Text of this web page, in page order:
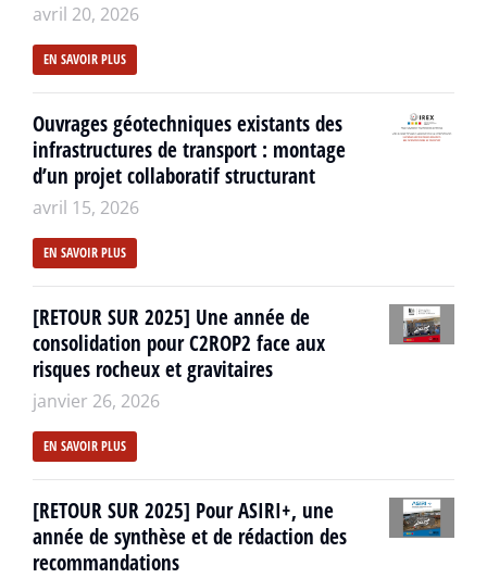
avril 20, 2026
EN SAVOIR PLUS
Ouvrages géotechniques existants des
infrastructures de transport : montage
d’un projet collaboratif structurant
avril 15, 2026
EN SAVOIR PLUS
[RETOUR SUR 2025] Une année de
consolidation pour C2ROP2 face aux
risques rocheux et gravitaires
janvier 26, 2026
EN SAVOIR PLUS
[RETOUR SUR 2025] Pour ASIRI+, une
année de synthèse et de rédaction des
recommandations